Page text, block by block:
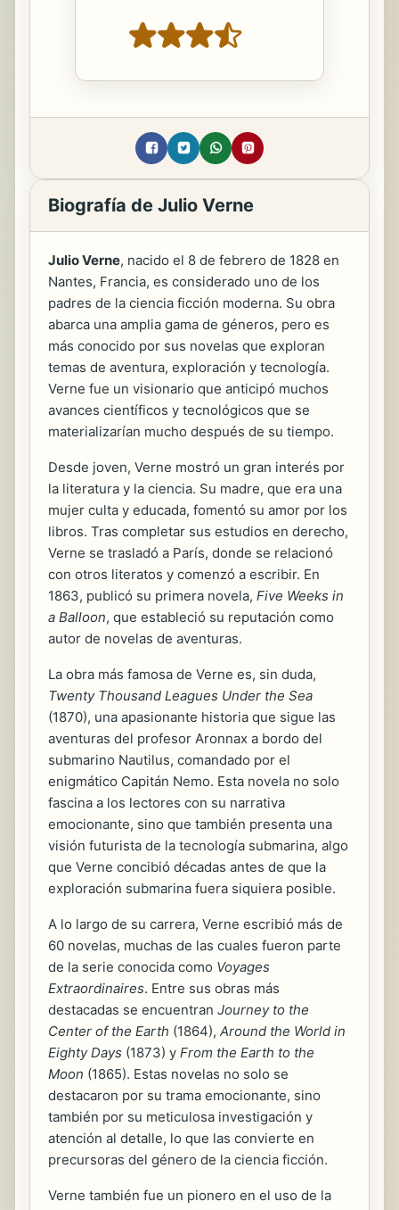
Biografía de Julio Verne
Julio Verne, nacido el 8 de febrero de 1828 en
Nantes, Francia, es considerado uno de los
padres de la ciencia ficción moderna. Su obra
abarca una amplia gama de géneros, pero es
más conocido por sus novelas que exploran
temas de aventura, exploración y tecnología.
Verne fue un visionario que anticipó muchos
avances científicos y tecnológicos que se
materializarían mucho después de su tiempo.
Desde joven, Verne mostró un gran interés por
la literatura y la ciencia. Su madre, que era una
mujer culta y educada, fomentó su amor por los
libros. Tras completar sus estudios en derecho,
Verne se trasladó a París, donde se relacionó
con otros literatos y comenzó a escribir. En
1863, publicó su primera novela, Five Weeks in
a Balloon, que estableció su reputación como
autor de novelas de aventuras.
La obra más famosa de Verne es, sin duda,
Twenty Thousand Leagues Under the Sea
(1870), una apasionante historia que sigue las
aventuras del profesor Aronnax a bordo del
submarino Nautilus, comandado por el
enigmático Capitán Nemo. Esta novela no solo
fascina a los lectores con su narrativa
emocionante, sino que también presenta una
visión futurista de la tecnología submarina, algo
que Verne concibió décadas antes de que la
exploración submarina fuera siquiera posible.
A lo largo de su carrera, Verne escribió más de
60 novelas, muchas de las cuales fueron parte
de la serie conocida como Voyages
Extraordinaires. Entre sus obras más
destacadas se encuentran Journey to the
Center of the Earth (1864), Around the World in
Eighty Days (1873) y From the Earth to the
Moon (1865). Estas novelas no solo se
destacaron por su trama emocionante, sino
también por su meticulosa investigación y
atención al detalle, lo que las convierte en
precursoras del género de la ciencia ficción.
Verne también fue un pionero en el uso de la